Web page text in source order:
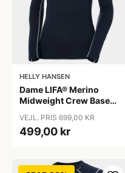
HELLY HANSEN
Dame LIFA® Merino
Midweight Crew Base
VEJL. PRIS 699,00 KR
499,00 kr